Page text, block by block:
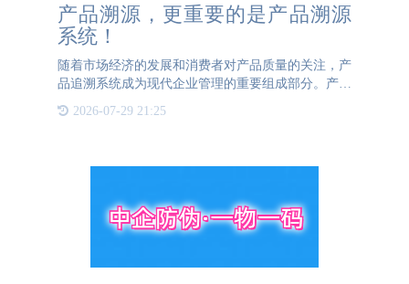
产品溯源，更重要的是产品溯源
系统！
随着市场经济的发展和消费者对产品质量的关注，产
品追溯系统成为现代企业管理的重要组成部分。产品
从原材料采购、生产加工、包装运输到最终销售的全
2026-07-29 21:25